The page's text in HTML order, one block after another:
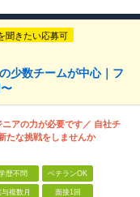
聞きたい応募可
少数チームが中心｜フ
ニアの力が必要です／ 自社チ
たな挑戦をしませんか
歴不問 ベテランOK
与複数月 面接1回